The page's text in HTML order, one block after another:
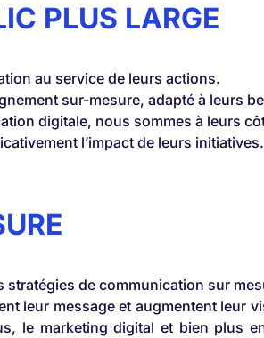
PLUS LARGE
au service de leurs actions.
sur-mesure, adapté à leurs
digitale, nous sommes à leurs
l’impact de leurs initiatives.
de communication sur
leur message et augmentent leur
le marketing digital et bien plus